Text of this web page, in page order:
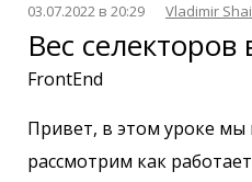
03.07.2022 в 20:29 Vladimir
Вес селекторов
FrontEnd
Привет, в этом уроке мы
рассмотрим как